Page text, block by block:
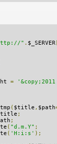
" . $_SERVER
=
tmp ( $title , $path
;
;
( "d.m.Y" ;
( 'H:i:s' );